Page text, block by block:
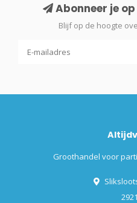
Abonneer je
Blijf op de hoogte
Groothandel voor